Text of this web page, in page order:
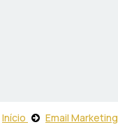
Início Email Marketing